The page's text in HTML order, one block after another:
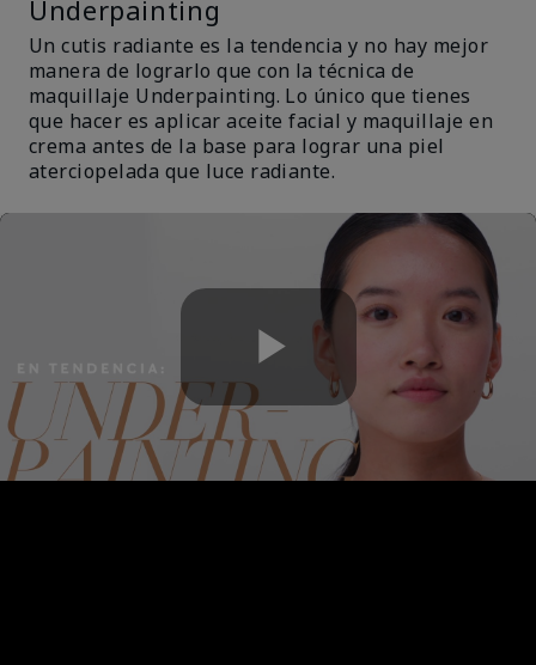
Underpainting
Un cutis radiante es la tendencia y no hay mejor
manera de lograrlo que con la técnica de
maquillaje Underpainting. Lo único que tienes
que hacer es aplicar aceite facial y maquillaje en
crema antes de la base para lograr una piel
aterciopelada que luce radiante.
Play